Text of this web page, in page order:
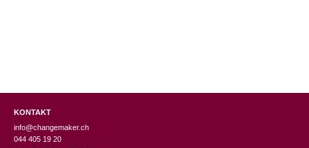
KONTAKT
info@changemaker.ch
044 405 19 20